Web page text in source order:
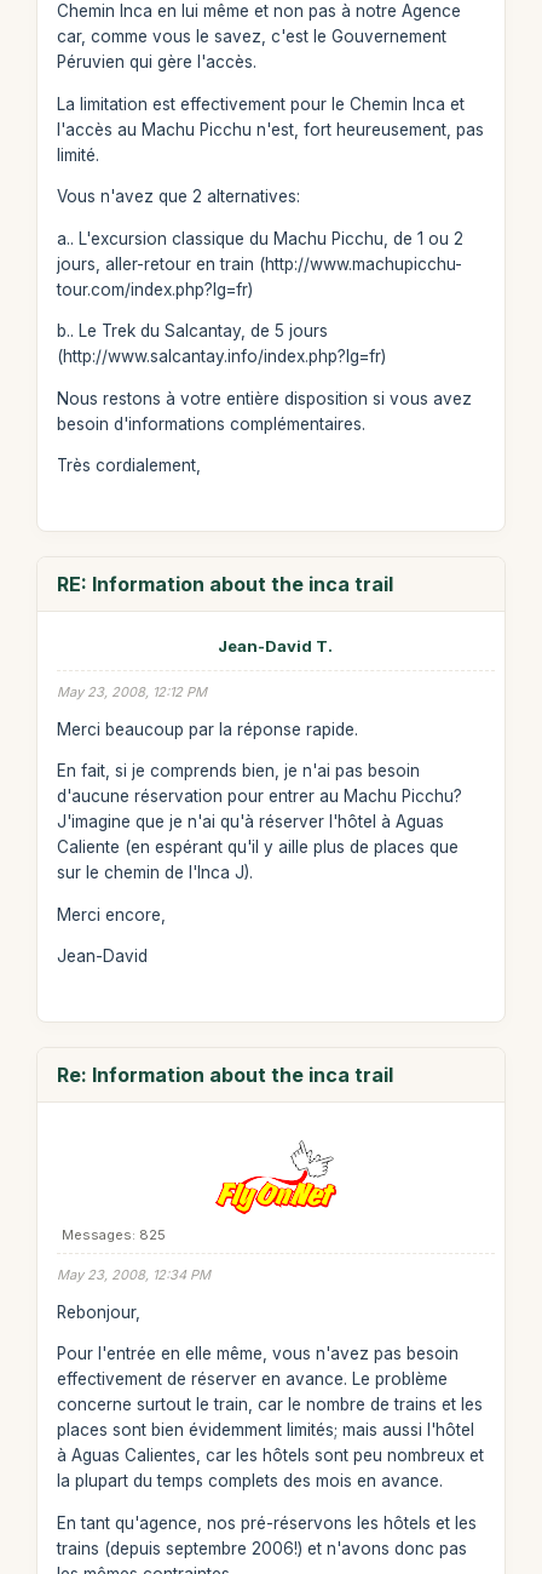
Chemin Inca en lui même et non pas à notre Agence
car, comme vous le savez, c'est le Gouvernement
Péruvien qui gère l'accès.
La limitation est effectivement pour le Chemin Inca et
l'accès au Machu Picchu n'est, fort heureusement, pas
limité.
Vous n'avez que 2 alternatives:
a.. L'excursion classique du Machu Picchu, de 1 ou 2
jours, aller-retour en train (http://www.machupicchu-
tour.com/index.php?lg=fr)
b.. Le Trek du Salcantay, de 5 jours
(http://www.salcantay.info/index.php?lg=fr)
Nous restons à votre entière disposition si vous avez
besoin d'informations complémentaires.
Très cordialement,
RE: Information about the inca trail
Jean-David T.
May 23, 2008, 12:12 PM
Merci beaucoup par la réponse rapide.
En fait, si je comprends bien, je n'ai pas besoin
d'aucune réservation pour entrer au Machu Picchu?
J'imagine que je n'ai qu'à réserver l'hôtel à Aguas
Caliente (en espérant qu'il y aille plus de places que
sur le chemin de l'Inca J).
Merci encore,
Jean-David
Re: Information about the inca trail
Messages: 825
May 23, 2008, 12:34 PM
Rebonjour,
Pour l'entrée en elle même, vous n'avez pas besoin
effectivement de réserver en avance. Le problème
concerne surtout le train, car le nombre de trains et les
places sont bien évidemment limités; mais aussi l'hôtel
à Aguas Calientes, car les hôtels sont peu nombreux et
la plupart du temps complets des mois en avance.
En tant qu'agence, nos pré-réservons les hôtels et les
trains (depuis septembre 2006!) et n'avons donc pas